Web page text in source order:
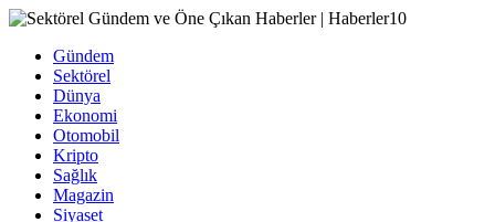
Gündem
Sektörel
Dünya
Ekonomi
Otomobil
Kripto
Sağlık
Magazin
Siyaset